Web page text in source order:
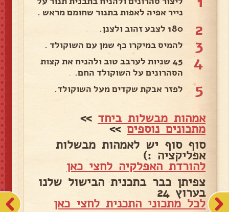
נייר אפיה לאפות בתנור שחומם מראש .
2 180 לצבע זהוב ולצנן.
3 להמיס במיקרו כף שמן עם השוקולד .
4
45 שניות לערבב טוב ולהניח את קצות
הסהרונים על השוקולד החם.
5 לפזר אבקת שקדים מעל השוקולד.
אמהות מבשלות ביחד >>
מתכונים נוספים>>
סוף סוף יש לאמהות מבשלות
אפליקציה :)
להורדת האפלקיה לחצי כאן
צפיתן כבר בתכנית הבישול שלנו
בערוץ 24
לכל מתכוני התכנית לחצי כאן